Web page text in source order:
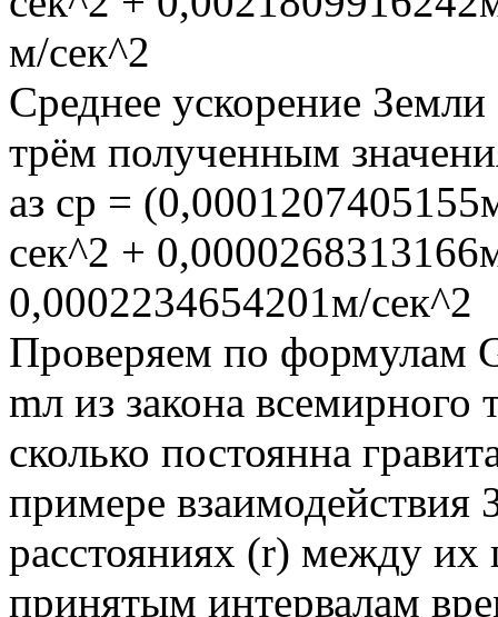
м/сек^2
Среднее ускорение
трём полученным
aз ср =
сек^2 +
0,0002234654201м/сек^2
Проверяем по формулам
mл из закона
сколько постоянна
примере
расстояниях (r) между их
принятым интервалам